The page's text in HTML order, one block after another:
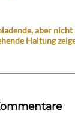
aber nicht
Haltung